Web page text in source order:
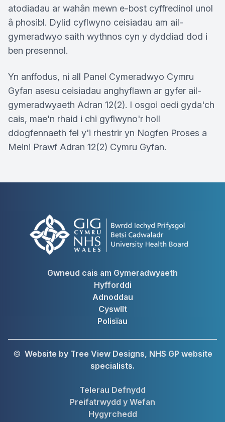
atodiadau ar wahân mewn e-bost cyffredinol unol
â phosibl. Dylid cyflwyno ceisiadau am ail-
gymeradwyo saith wythnos cyn y dyddiad dod i
ben presennol.
Yn anffodus, ni all Panel Cymeradwyo Cymru
Gyfan asesu ceisiadau anghyflawn ar gyfer ail-
gymeradwyaeth Adran 12(2). I osgoi oedi gyda'ch
cais, mae'n rhaid i chi gyflwyno'r holl
ddogfennaeth fel y'i rhestrir yn Nogfen Proses a
Meini Prawf Adran 12(2) Cymru Gyfan.
Gwneud cais am Gymeradwyaeth
Hyfforddi
Adnoddau
Cyswllt
Polisïau
© Website by Tree View Designs, NHS GP website
specialists.
Telerau Defnydd
Preifatrwydd y Wefan
Hygyrchedd